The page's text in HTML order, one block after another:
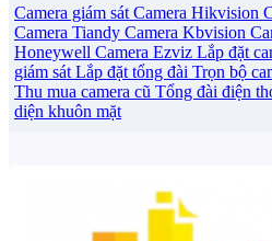
Camera giám sát Camera Hikvision
Camera Tiandy Camera Kbvision
Honeywell Camera Ezviz Lắp đặt
giám sát Lắp đặt tổng đài Trọn bộ
Thu mua camera cũ Tổng đài điện
diện khuôn mặt